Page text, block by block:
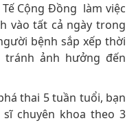
Cộng Đồng làm việc
vào tất cả ngày trong
bệnh sắp xếp thời
ảnh hưởng đến
thai 5 tuần tuổi, bạn
chuyên khoa theo 3